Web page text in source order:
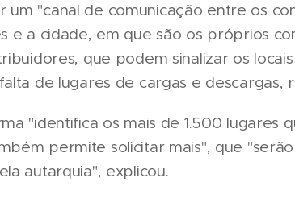
um "canal de comunicação entre os
e a cidade, em que são os próprios
que podem sinalizar os
de lugares de cargas e descargas,
"identifica os mais de 1.500 lugares
permite solicitar mais", que
autarquia", explicou.